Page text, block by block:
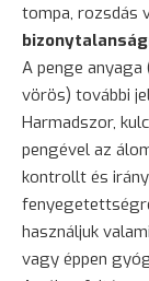
tompa, rozsdás
A penge anyaga
vörös) további
Harmadszor,
pengével az
kontrollt és
használjuk
vagy éppen